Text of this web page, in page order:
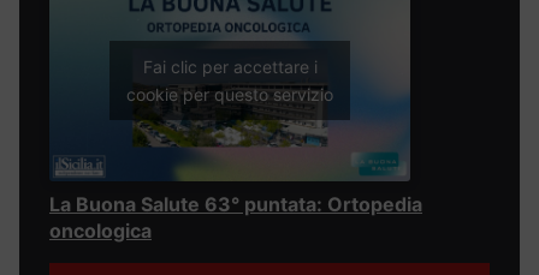
Fai clic per accettare i
cookie per questo servizio
La Buona Salute 63° puntata: Ortopedia
oncologica